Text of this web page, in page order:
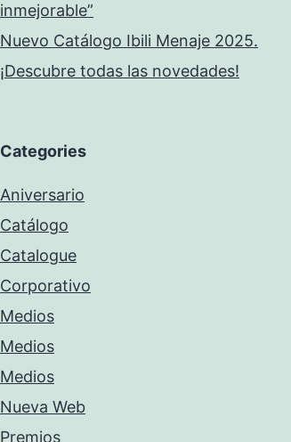
inmejorable”
Nuevo Catálogo Ibili Menaje 2025.
¡Descubre todas las novedades!
Categories
Aniversario
Catálogo
Catalogue
Corporativo
Medios
Medios
Medios
Nueva Web
Premios